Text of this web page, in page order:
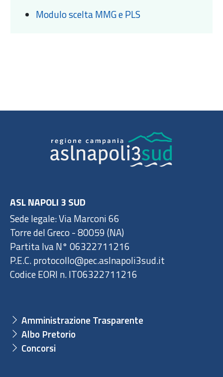
Modulo scelta MMG e PLS
ASL NAPOLI 3 SUD
Sede legale: Via Marconi 66
Torre del Greco - 80059 (NA)
Partita Iva N° 06322711216
P.E.C. protocollo@pec.aslnapoli3sud.it
Codice EORI n. IT06322711216
Amministrazione Trasparente
Albo Pretorio
Concorsi